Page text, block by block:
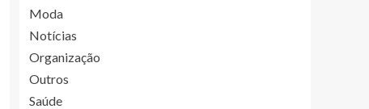
Moda
Notícias
Organização
Outros
Saúde